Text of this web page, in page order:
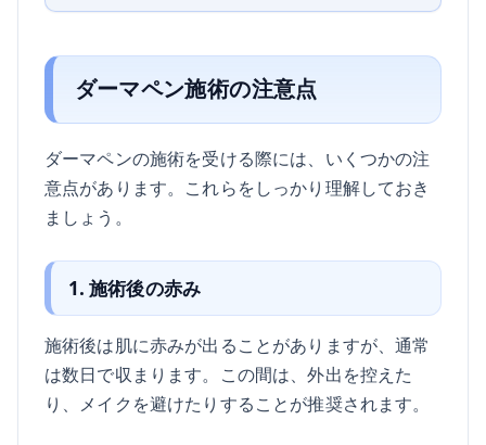
ダーマペン施術の注意点
ダーマペンの施術を受ける際には、いくつかの注
意点があります。これらをしっかり理解しておき
ましょう。
1. 施術後の赤み
施術後は肌に赤みが出ることがありますが、通常
は数日で収まります。この間は、外出を控えた
り、メイクを避けたりすることが推奨されます。